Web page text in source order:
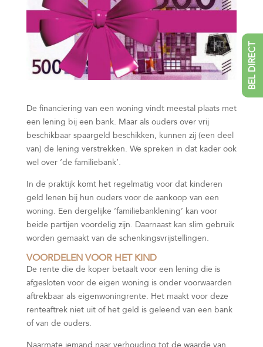
De financiering van een woning vindt meestal plaats met
een lening bij een bank. Maar als ouders over vrij
beschikbaar spaargeld beschikken, kunnen zij (een deel
van) de lening verstrekken. We spreken in dat kader ook
wel over ‘de familiebank’.
In de praktijk komt het regelmatig voor dat kinderen
geld lenen bij hun ouders voor de aankoop van een
woning. Een dergelijke ‘familiebanklening’ kan voor
beide partijen voordelig zijn. Daarnaast kan slim gebruik
worden gemaakt van de schenkingsvrijstellingen.
VOORDELEN VOOR HET KIND
De rente die de koper betaalt voor een lening die is
afgesloten voor de eigen woning is onder voorwaarden
aftrekbaar als eigenwoningrente. Het maakt voor deze
renteaftrek niet uit of het geld is geleend van een bank
of van de ouders.
BEL DIRECT